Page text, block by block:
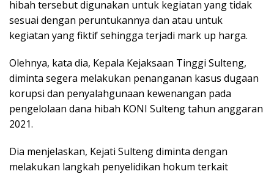
hibah tersebut digunakan untuk kegiatan yang tidak
sesuai dengan peruntukannya dan atau untuk
kegiatan yang fiktif sehingga terjadi mark up harga.
Olehnya, kata dia, Kepala Kejaksaan Tinggi Sulteng,
diminta segera melakukan penanganan kasus dugaan
korupsi dan penyalahgunaan kewenangan pada
pengelolaan dana hibah KONI Sulteng tahun anggaran
2021.
Dia menjelaskan, Kejati Sulteng diminta dengan
melakukan langkah penyelidikan hokum terkait